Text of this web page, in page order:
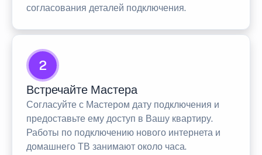
согласования деталей подключения.
2
Встречайте Мастера
Согласуйте с Мастером дату подключения и
предоставьте ему доступ в Вашу квартиру.
Работы по подключению нового интернета и
домашнего ТВ занимают около часа.